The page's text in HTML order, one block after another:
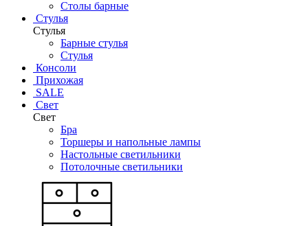
Столы барные
Стулья
Стулья
Барные стулья
Стулья
Консоли
Прихожая
SALE
Свет
Свет
Бра
Торшеры и напольные лампы
Настольные светильники
Потолочные светильники